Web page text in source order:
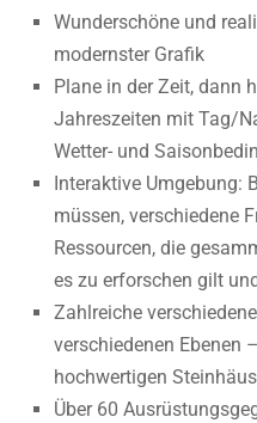
Wunderschöne und
modernster Grafik
Plane in der Zeit, dann
Jahreszeiten mit Tag/
Wetter- und
Interaktive Umgebung:
müssen, verschiedene
Ressourcen, die
es zu erforschen gilt
Zahlreiche
verschiedenen Ebenen
hochwertigen
Über 60